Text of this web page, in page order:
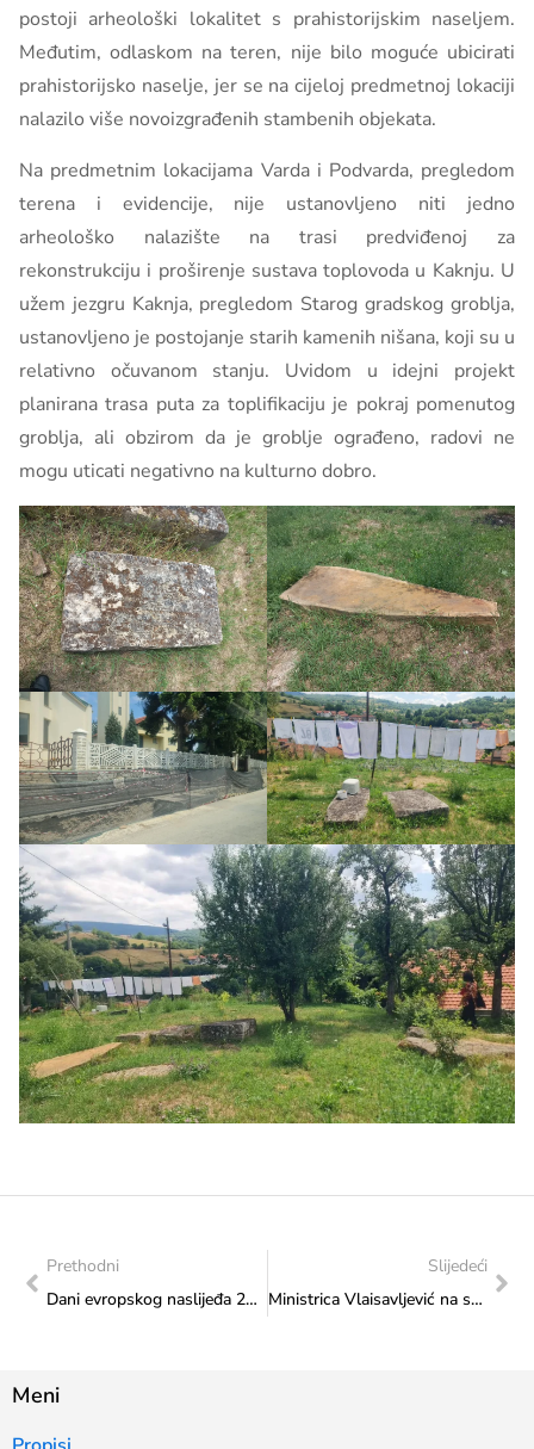
postoji arheološki lokalitet s prahistorijskim naseljem.
Međutim, odlaskom na teren, nije bilo moguće ubicirati
prahistorijsko naselje, jer se na cijeloj predmetnoj lokaciji
nalazilo više novoizgrađenih stambenih objekata.
Na predmetnim lokacijama Varda i Podvarda, pregledom
terena i evidencije, nije ustanovljeno niti jedno
arheološko nalazište na trasi predviđenoj za
rekonstrukciju i proširenje sustava toplovoda u Kaknju. U
užem jezgru Kaknja, pregledom Starog gradskog groblja,
ustanovljeno je postojanje starih kamenih nišana, koji su u
relativno očuvanom stanju. Uvidom u idejni projekt
planirana trasa puta za toplifikaciju je pokraj pomenutog
groblja, ali obzirom da je groblje ograđeno, radovi ne
mogu uticati negativno na kulturno dobro.
Prethodni
Dani evropskog naslijeđa 2025: Običaji i tradicija Kupresa obilježili srijedu na Šetnici
Slijedeći
Ministrica Vlaisavljević na svečanom otvorenju Gradske sportske dvorane u Stocu
Meni